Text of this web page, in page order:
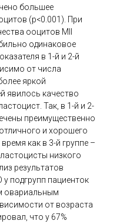
большее
(р<0.001). При
ооцитов МII
одинаковое
в 1-й и 2-й
от числа
яркой
явилось качество
Так, в 1-й и 2-
преимущественно
и хорошего
как в 3-й группе –
низкого
результатов
подгрупп пациенток
овариальным
от возраста
что у 67%